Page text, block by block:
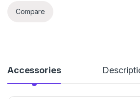
Compare
Accessories